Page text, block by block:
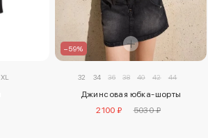
XL
–59%
32 34 36 38 40 42 44
Джинсовая юбка-шорты
2100 ₽
5030 ₽